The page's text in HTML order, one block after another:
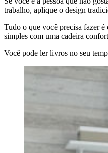
trabalho, aplique o design
Tudo o que você precisa fazer é
simples com uma cadeira
Você pode ler livros no seu